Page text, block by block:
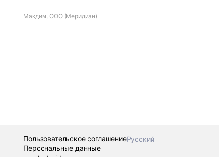
Макдим, ООО (Меридиан)
Пользовательское соглашениеРусский
Персональные данные